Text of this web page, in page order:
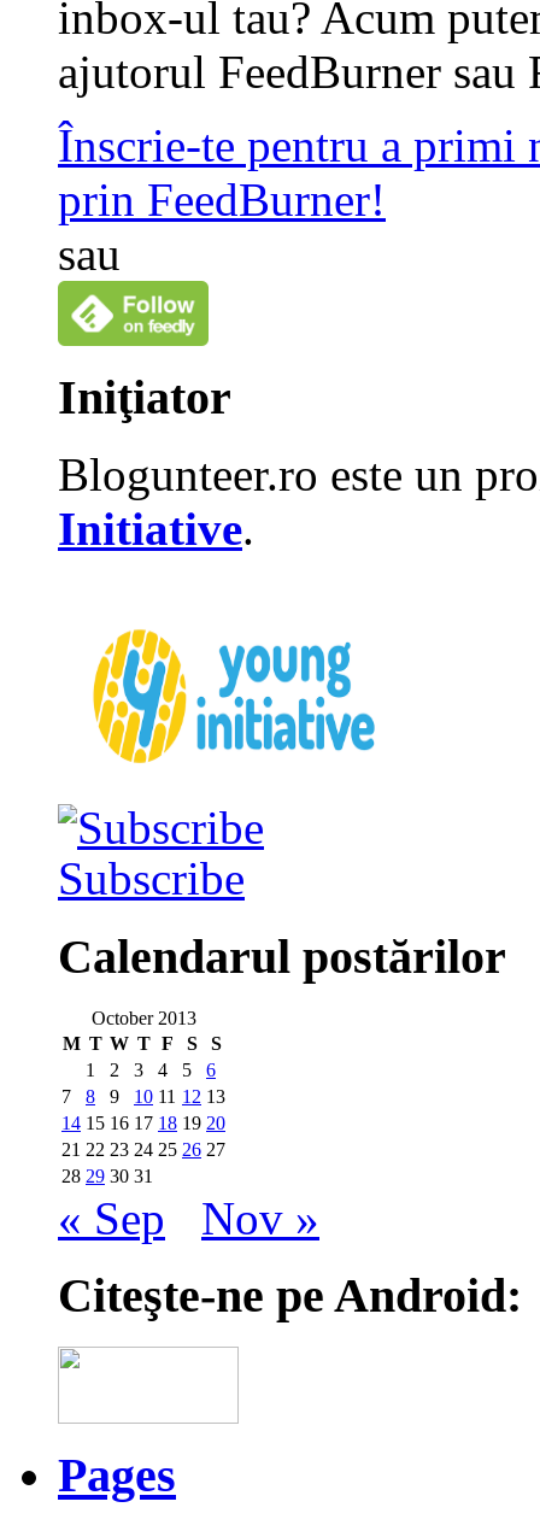
inbox-ul tau? Acum
ajutorul FeedBurner sau
Înscrie-te pentru a primi
prin FeedBurner!
sau
Iniţiator
Blogunteer.ro este un
Initiative.
Subscribe
Calendarul postărilor
October 2013
M T W T F S
S
1
2 3 4 5
6
7
8 9 10 11 12 13
14 15 16 17 18 19 20
21 22 23 24 25 26 27
28 29 30 31
« Sep Nov »
Citeşte-ne pe Android:
Pages